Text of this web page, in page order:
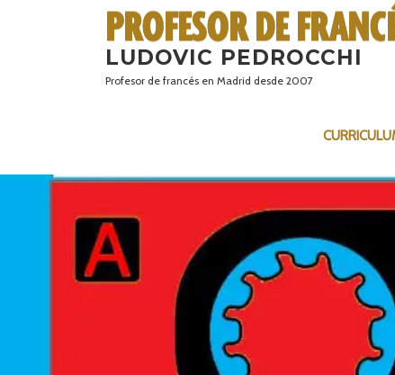
LUDOVIC PEDROCCHI
Profesor de francés en Madrid desde 2007